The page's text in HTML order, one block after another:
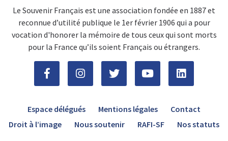
Le Souvenir Français est une association fondée en 1887 et
reconnue d’utilité publique le 1er février 1906 qui a pour
vocation d'honorer la mémoire de tous ceux qui sont morts
pour la France qu’ils soient Français ou étrangers.
Espace délégués Mentions légales
Contact
Droit à l’image
Nous soutenir RAFI-SF Nos statuts